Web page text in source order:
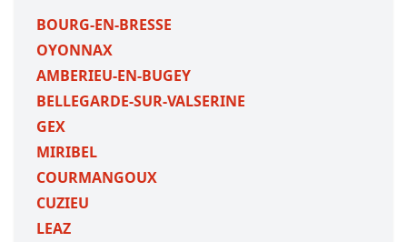
BOURG-EN-BRESSE
OYONNAX
AMBERIEU-EN-BUGEY
BELLEGARDE-SUR-VALSERINE
GEX
MIRIBEL
COURMANGOUX
CUZIEU
LEAZ